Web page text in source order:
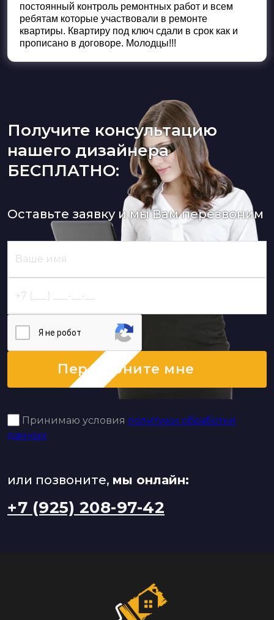
постоянный контроль ремонтных работ и всем
ребятам которые участвовали в ремонте
квартиры. Квартиру под ключ сдали в срок как и
прописано в договоре. Молодцы!!!
Получите консультацию
нашего дизайнера
БЕСПЛАТНО:
Оставьте заявку и мы Вам перезвоним
Я нe poбoт
Перезвоните мне
Принимаю условия политики обработки
данных
или позвоните, мы онлайн:
+7 (925) 208-97-42